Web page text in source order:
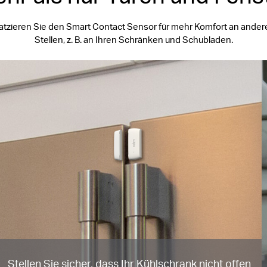
Sie den Smart Contact Sensor für mehr Komfort an
Stellen, z. B. an Ihren Schränken und Schubladen.
Stellen Sie sicher, dass Ihr Kühlschrank nicht offen